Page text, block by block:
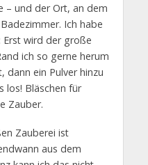
– und der Ort, an dem
Ich habe
wird der große
ich so gerne herum
dann ein Pulver hinzu
los! Bläschen für
Zauber.
Zauberei ist
aus dem